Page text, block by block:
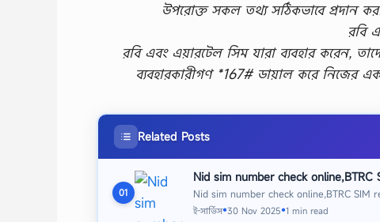
উপরোক্ত সকল তথ্য সঠিকভাবে প্রদান
রবি
রবি এবং এয়ারটেল সিম যারা ব্যবহার করেন,
ব্যবহারকারীগণ *167# ডায়াল করে নিজের
Related Posts
01
Nid sim number check online,BTRC
Nid sim number check online,BTRC SIM
ই-সার্ভিস●30 Nov 2025●1 min read